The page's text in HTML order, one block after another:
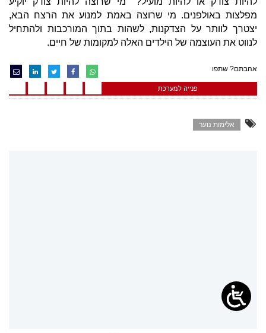
מפלצות באולפנים. מי שרוצה באמת למנוע את הרצח הבא,
יצטרך לוותר על הצדקנות, לשהות בתוך המורכבות ולהתחיל
לנווט את העוצמה של הילדים האלה למקומות של חיים.
אהבתם? שתפו
פנייה למערכת
אלימות נוער